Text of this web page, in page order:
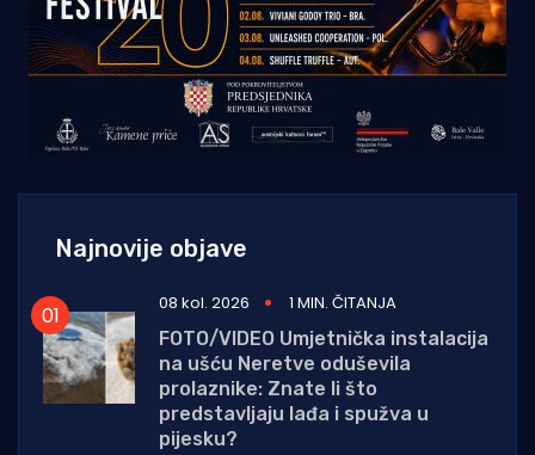
Najnovije objave
08 kol. 2026
1 MIN. ČITANJA
FOTO/VIDEO Umjetnička instalacija
na ušću Neretve oduševila
prolaznike: Znate li što
predstavljaju lađa i spužva u
pijesku?